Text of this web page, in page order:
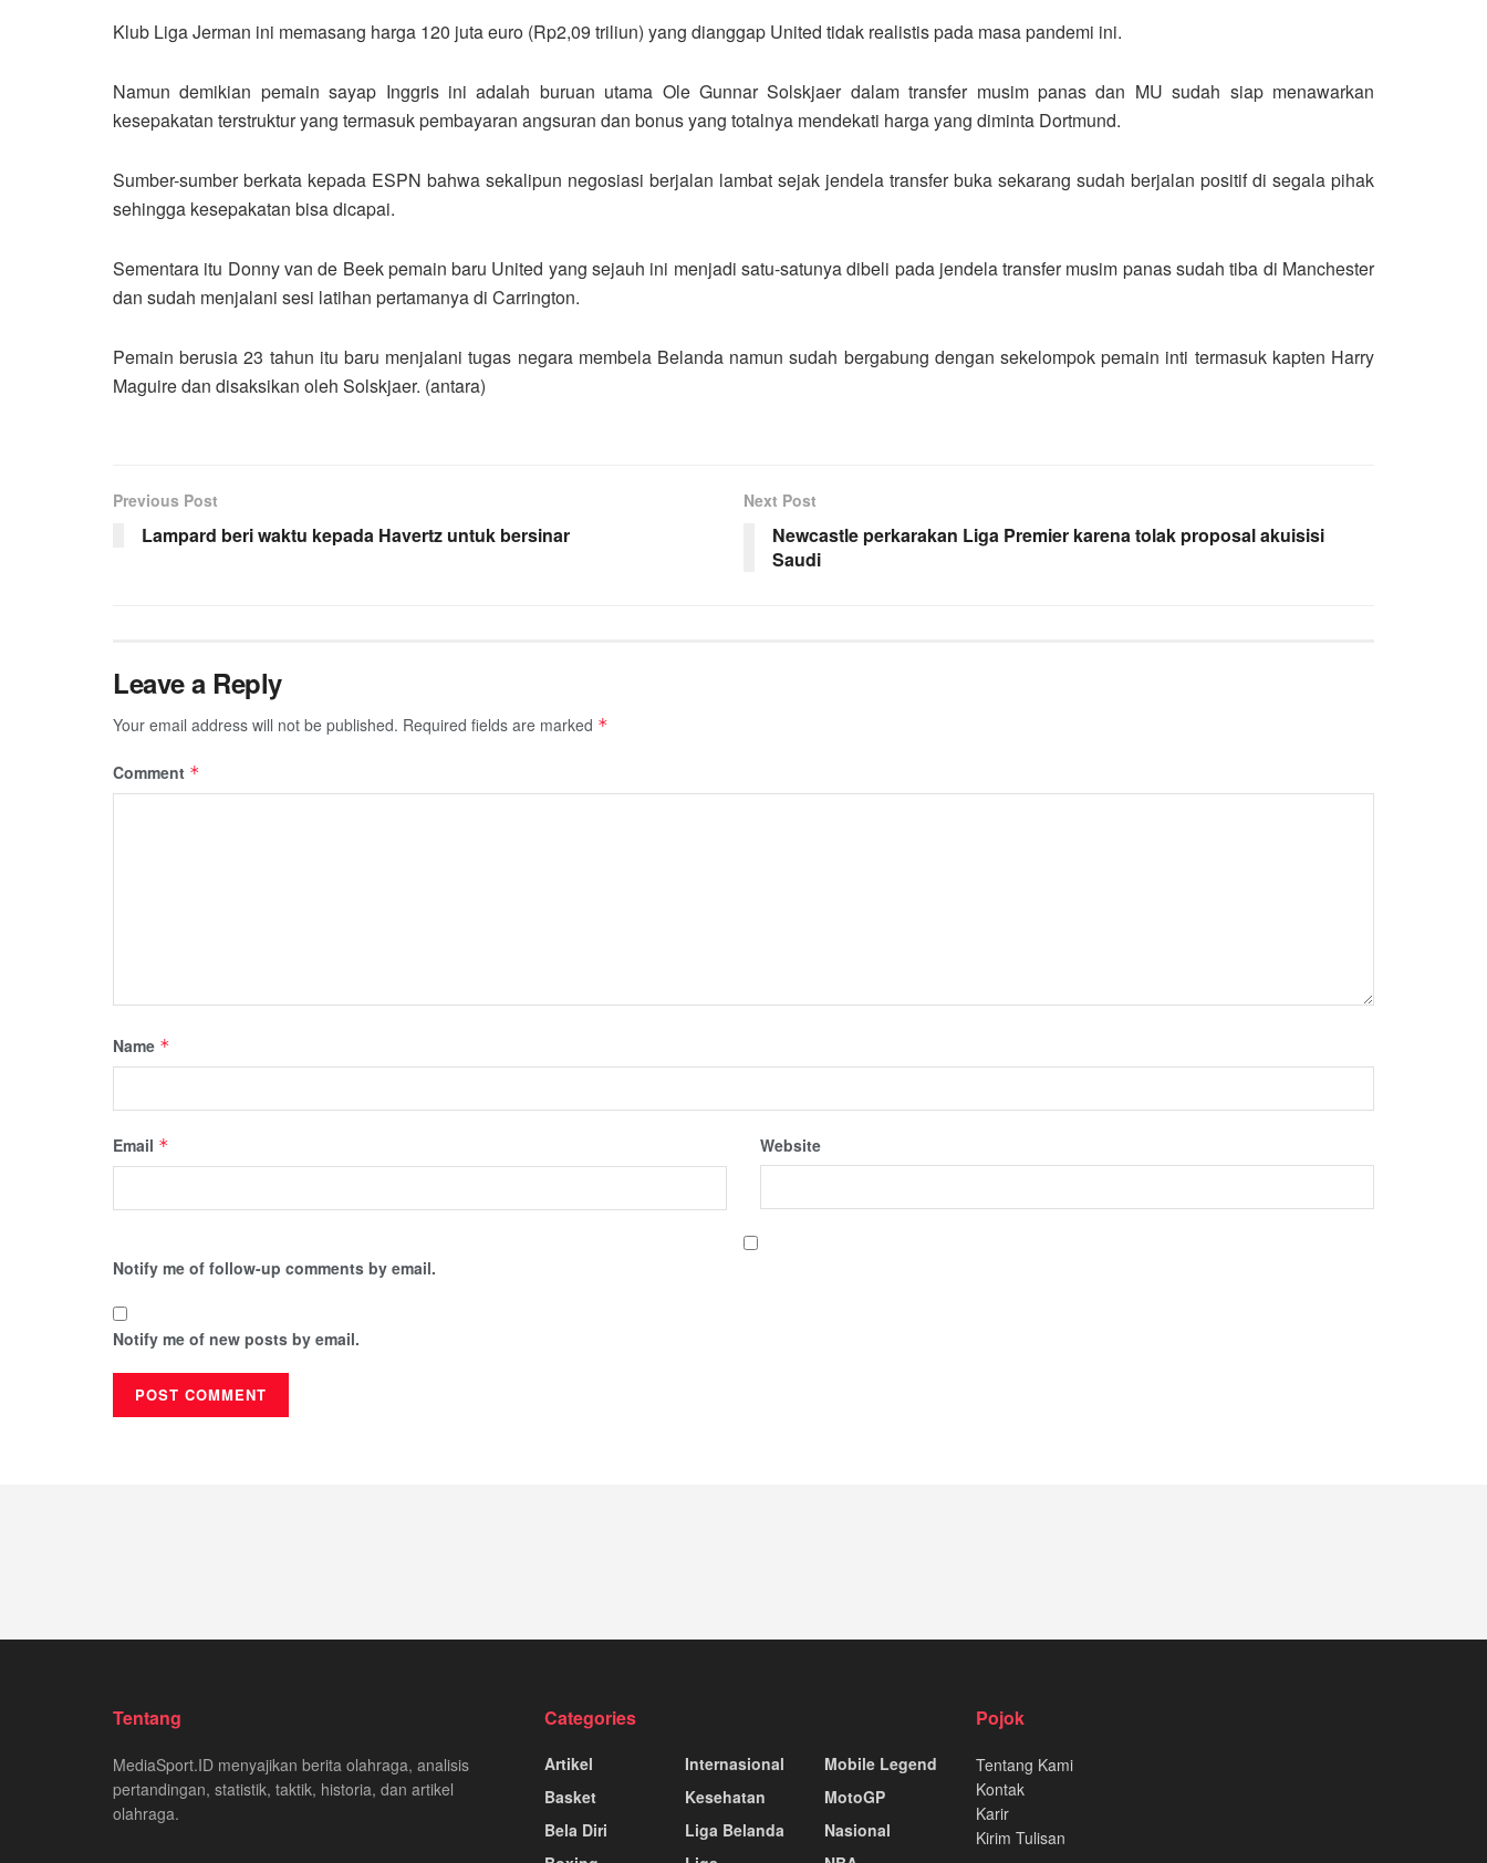
Klub Liga Jerman ini memasang harga 120 juta euro (Rp2,09 triliun) yang dianggap United tidak realistis pada masa pandemi ini.
Namun demikian pemain sayap Inggris ini adalah buruan utama Ole Gunnar Solskjaer dalam transfer musim panas dan MU sudah siap menawarkan
kesepakatan terstruktur yang termasuk pembayaran angsuran dan bonus yang totalnya mendekati harga yang diminta Dortmund.
Sumber-sumber berkata kepada ESPN bahwa sekalipun negosiasi berjalan lambat sejak jendela transfer buka sekarang sudah berjalan positif di segala pihak
sehingga kesepakatan bisa dicapai.
Sementara itu Donny van de Beek pemain baru United yang sejauh ini menjadi satu-satunya dibeli pada jendela transfer musim panas sudah tiba di Manchester
dan sudah menjalani sesi latihan pertamanya di Carrington.
Pemain berusia 23 tahun itu baru menjalani tugas negara membela Belanda namun sudah bergabung dengan sekelompok pemain inti termasuk kapten Harry
Maguire dan disaksikan oleh Solskjaer. (antara)
Previous Post
Lampard beri waktu kepada Havertz untuk bersinar
Next Post
Newcastle perkarakan Liga Premier karena tolak proposal akuisisi
Saudi
Leave a Reply
Your email address will not be published. Required fields are marked *
Comment *
Name *
Email * Website
Notify me of follow-up comments by email.
Notify me of new posts by email.
Tentang
MediaSport.ID menyajikan berita olahraga, analisis
pertandingan, statistik, taktik, historia, dan artikel
olahraga.
Categories
Artikel
Basket
Bela Diri
Internasional
Kesehatan
Liga Belanda
Mobile Legend
MotoGP
Nasional
Pojok
Tentang Kami
Kontak
Karir
Kirim Tulisan